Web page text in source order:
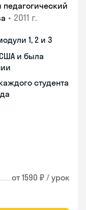
• 2011 г.
1, 2 и 3
и была
студента
от 1590 ₽ / урок